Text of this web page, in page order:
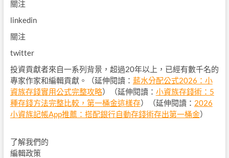
關注
linkedin
關注
twitter
投資貢獻者來自一系列背景，超過20年以上，已經有數千名的
專家作家和編輯貢獻。（延伸閱讀： 薪水分配公式2026：小
資族存錢實用公式完整攻略）（延伸閱讀： 小資族存錢術：5
種存錢方法完整比較，第一桶金這樣存）（延伸閱讀： 2026
小資族記帳App推薦：搭配銀行自動存錢術存出第一桶金）
了解我們的
編輯政策